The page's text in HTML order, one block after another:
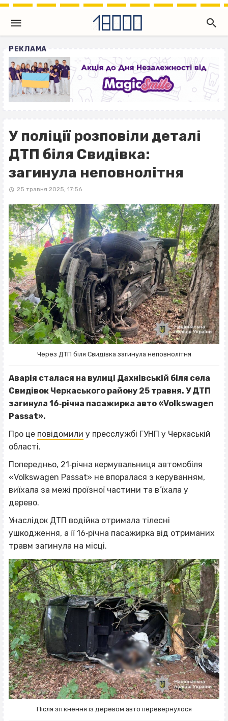
РЕКЛАМА
У поліції розповіли деталі
ДТП біля Свидівка:
загинула неповнолітня
25 травня 2025, 17:56
Через ДТП біля Свидівка загинула неповнолітня
Аварія сталася на вулиці Дахнівській біля села
Свидівок Черкаського району 25 травня. У ДТП
загинула 16‐річна пасажирка авто «Volkswagen
Passat».
Про це повідомили у пресслужбі ГУНП у Черкаській
області.
Попередньо, 21‐річна кермувальниця автомобіля
«Volkswagen Passat» не впоралася з керуванням,
виїхала за межі проїзної частини та в’їхала у
дерево.
Унаслідок ДТП водійка отримала тілесні
ушкодження, а її 16‐річна пасажирка від отриманих
травм загинула на місці.
Після зіткнення із деревом авто перевернулося